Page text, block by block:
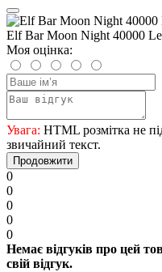
Elf Bar Moon Night 40000
Моя оцінка:
Увага: HTML розмітка не
звичайний текст.
Продовжити
0
0
0
0
0
Немає відгуків про цей
свій відгук.